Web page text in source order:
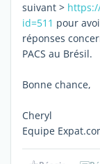
suivant >
id=511 pour
réponses
PACS au Brésil.
Bonne chance,
Cheryl
Equipe